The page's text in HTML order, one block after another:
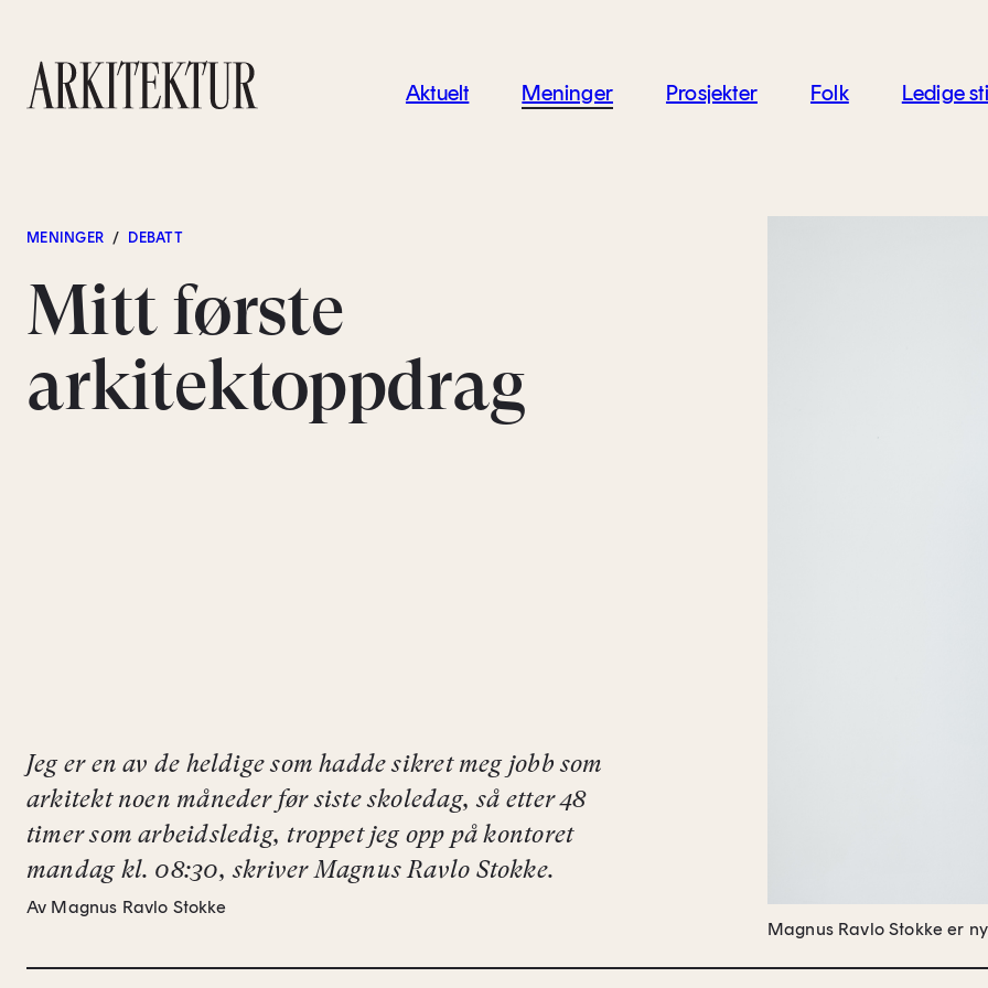
Aktuelt Meninger Prosjekter Folk Ledige
MENINGER / DEBATT
Mitt første
arkitektoppdrag
Jeg er en av de heldige som hadde sikret meg jobb som
arkitekt noen måneder før siste skoledag, så etter 48
timer som arbeidsledig, troppet jeg opp på kontoret
mandag kl. 08:30, skriver Magnus Ravlo Stokke.
Av Magnus Ravlo Stokke
Magnus Ravlo Stokke er